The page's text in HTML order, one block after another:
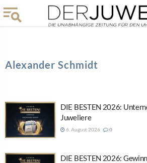
Alexander Schmidt
DIE BESTEN 2026:
Juweliere
6. August 2026 0
DIE BESTEN 2026: